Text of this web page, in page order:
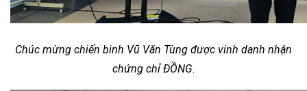
Chúc mừng chiến binh Vũ Văn Tùng được vinh danh nhận
chứng chỉ ĐỒNG.